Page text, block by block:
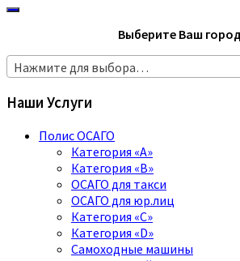
Выберите Ваш
Нажмите для выбора…
Наши Услуги
Полис ОСАГО
Категория «A»
Категория «B»
ОСАГО для такси
ОСАГО для юр.лиц
Категория «C»
Категория «D»
Самоходные машины